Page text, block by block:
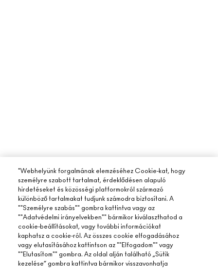
"Webhelyünk forgalmának elemzéséhez Cookie-kat, hogy
személyre szabott tartalmat, érdeklődésen alapuló
hirdetéseket és közösségi platformokról származó
különböző tartalmakat tudjunk számodra biztosítani. A
""Személyre szabás"" gombra kattintva vagy az
""Adatvédelmi irányelvekben"" bármikor kiválaszthatod a
cookie-beállításokat, vagy további információkat
kaphatsz a cookie-ról. Az összes cookie elfogadásához
vagy elutasításához kattintson az ""Elfogadom"" vagy
""Elutasítom"" gombra. Az oldal alján található „Sütik
kezelése” gombra kattintva bármikor visszavonhatja